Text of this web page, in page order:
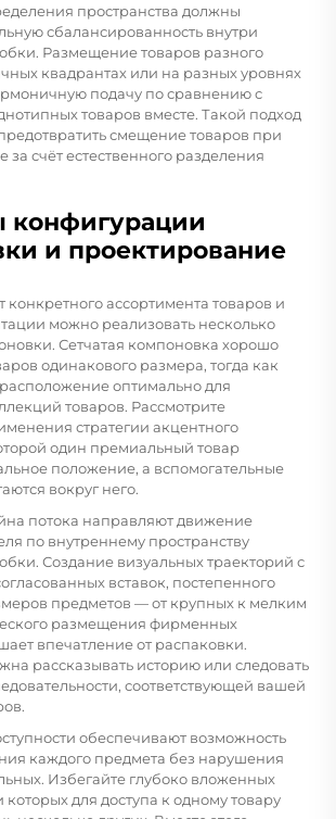
пространства должны
сбалансированность внутри
Размещение товаров разного
квадрантах или на разных уровнях
подачу по сравнению с
товаров вместе. Такой подход
смещение товаров при
за счёт естественного разделения
конфигурации
и проектирование
конкретного ассортимента товаров и
можно реализовать несколько
Сетчатая компоновка хорошо
одинакового размера, тогда как
оптимально для
товаров. Рассмотрите
стратегии акцентного
один премиальный товар
положение, а вспомогательные
вокруг него.
потока направляют движение
по внутреннему пространству
Создание визуальных траекторий с
вставок, постепенного
предметов — от крупных к мелким
размещения фирменных
впечатление от распаковки.
рассказывать историю или следовать
соответствующей вашей
обеспечивают возможность
каждого предмета без нарушения
Избегайте глубоко вложенных
для доступа к одному товару